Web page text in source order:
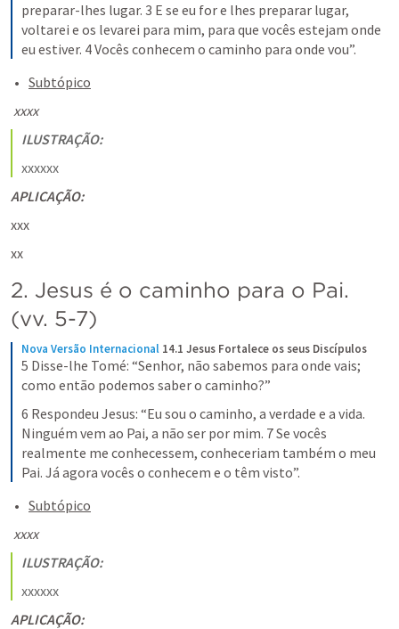
preparar-lhes lugar. 3 E se eu for e lhes preparar lugar,
voltarei e os levarei para mim, para que vocês estejam onde
eu estiver. 4 Vocês conhecem o caminho para onde vou”.
Subtópico
xxxx
ILUSTRAÇÃO:
xxxxxx
APLICAÇÃO:
xxx
xx
2. Jesus é o caminho para o Pai.
(vv. 5-7)
Nova Versão Internacional 14.1 Jesus Fortalece os seus Discípulos
5 Disse-lhe Tomé: “Senhor, não sabemos para onde vais;
como então podemos saber o caminho?”
6 Respondeu Jesus: “Eu sou o caminho, a verdade e a vida.
Ninguém vem ao Pai, a não ser por mim. 7 Se vocês
realmente me conhecessem, conheceriam também o meu
Pai. Já agora vocês o conhecem e o têm visto”.
Subtópico
xxxx
ILUSTRAÇÃO:
xxxxxx
APLICAÇÃO: